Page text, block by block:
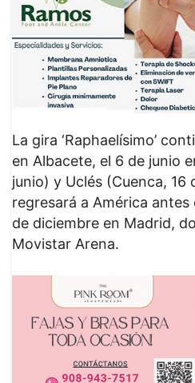
La gira ‘Raphaelísimo’
en Albacete, el 6 de junio
junio) y Uclés (Cuenca, 16
regresará a América
de diciembre en Madrid,
Movistar Arena.